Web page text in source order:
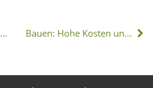
Baulandmobilisierungsgesetz ist in Kraft Bauen: Hohe Kosten und Rohstoffmangel